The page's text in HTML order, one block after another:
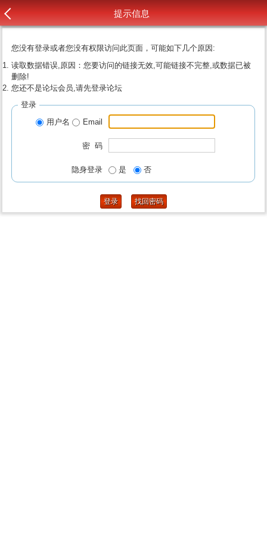
提示信息
您没有登录或者您没有权限访问此页面，可能如下几个原因:
读取数据错误,原因：您要访问的链接无效,可能链接不完整,或数据已被
删除!
您还不是论坛会员,请先登录论坛
登录
用户名
Email
密 码
隐身登录 是 否